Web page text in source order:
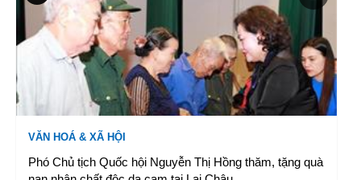
VĂN HOÁ & XÃ HỘI
Phó Chủ tịch Quốc hội Nguyễn Thị Hồng thăm, tặng quà